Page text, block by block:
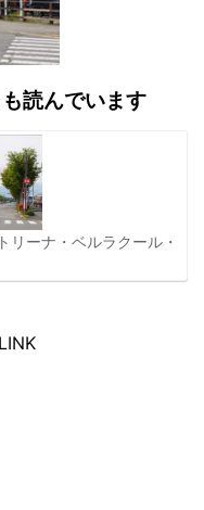
読んでいます
リーナ・ベルラクール・